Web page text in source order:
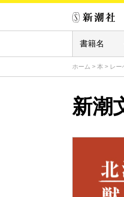
ホーム > 本 > レー
新潮